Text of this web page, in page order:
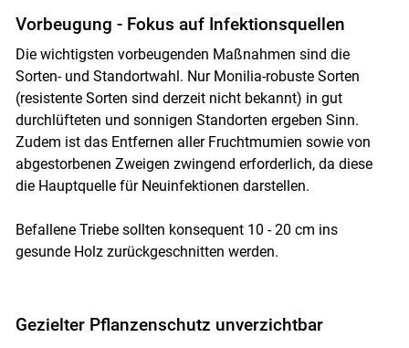
Vorbeugung - Fokus auf Infektionsquellen
Die wichtigsten vorbeugenden Maßnahmen sind die
Sorten- und Standortwahl. Nur Monilia-robuste Sorten
(resistente Sorten sind derzeit nicht bekannt) in gut
durchlüfteten und sonnigen Standorten ergeben Sinn.
Zudem ist das Entfernen aller Fruchtmumien sowie von
abgestorbenen Zweigen zwingend erforderlich, da diese
die Hauptquelle für Neuinfektionen darstellen.
Befallene Triebe sollten konsequent 10 - 20 cm ins
gesunde Holz zurückgeschnitten werden.
Gezielter Pflanzenschutz unverzichtbar